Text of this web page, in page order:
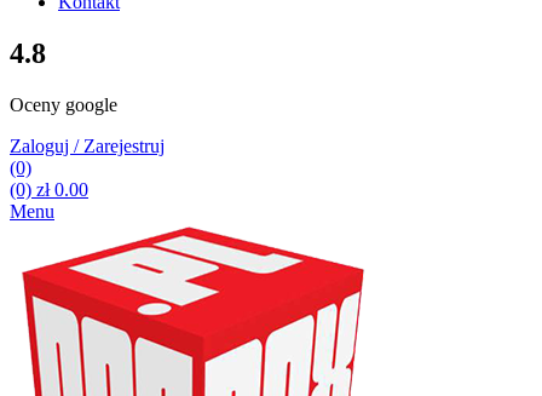
4.8
Oceny google
Zaloguj / Zarejestruj
(0)
(0) zł0.00
Menu